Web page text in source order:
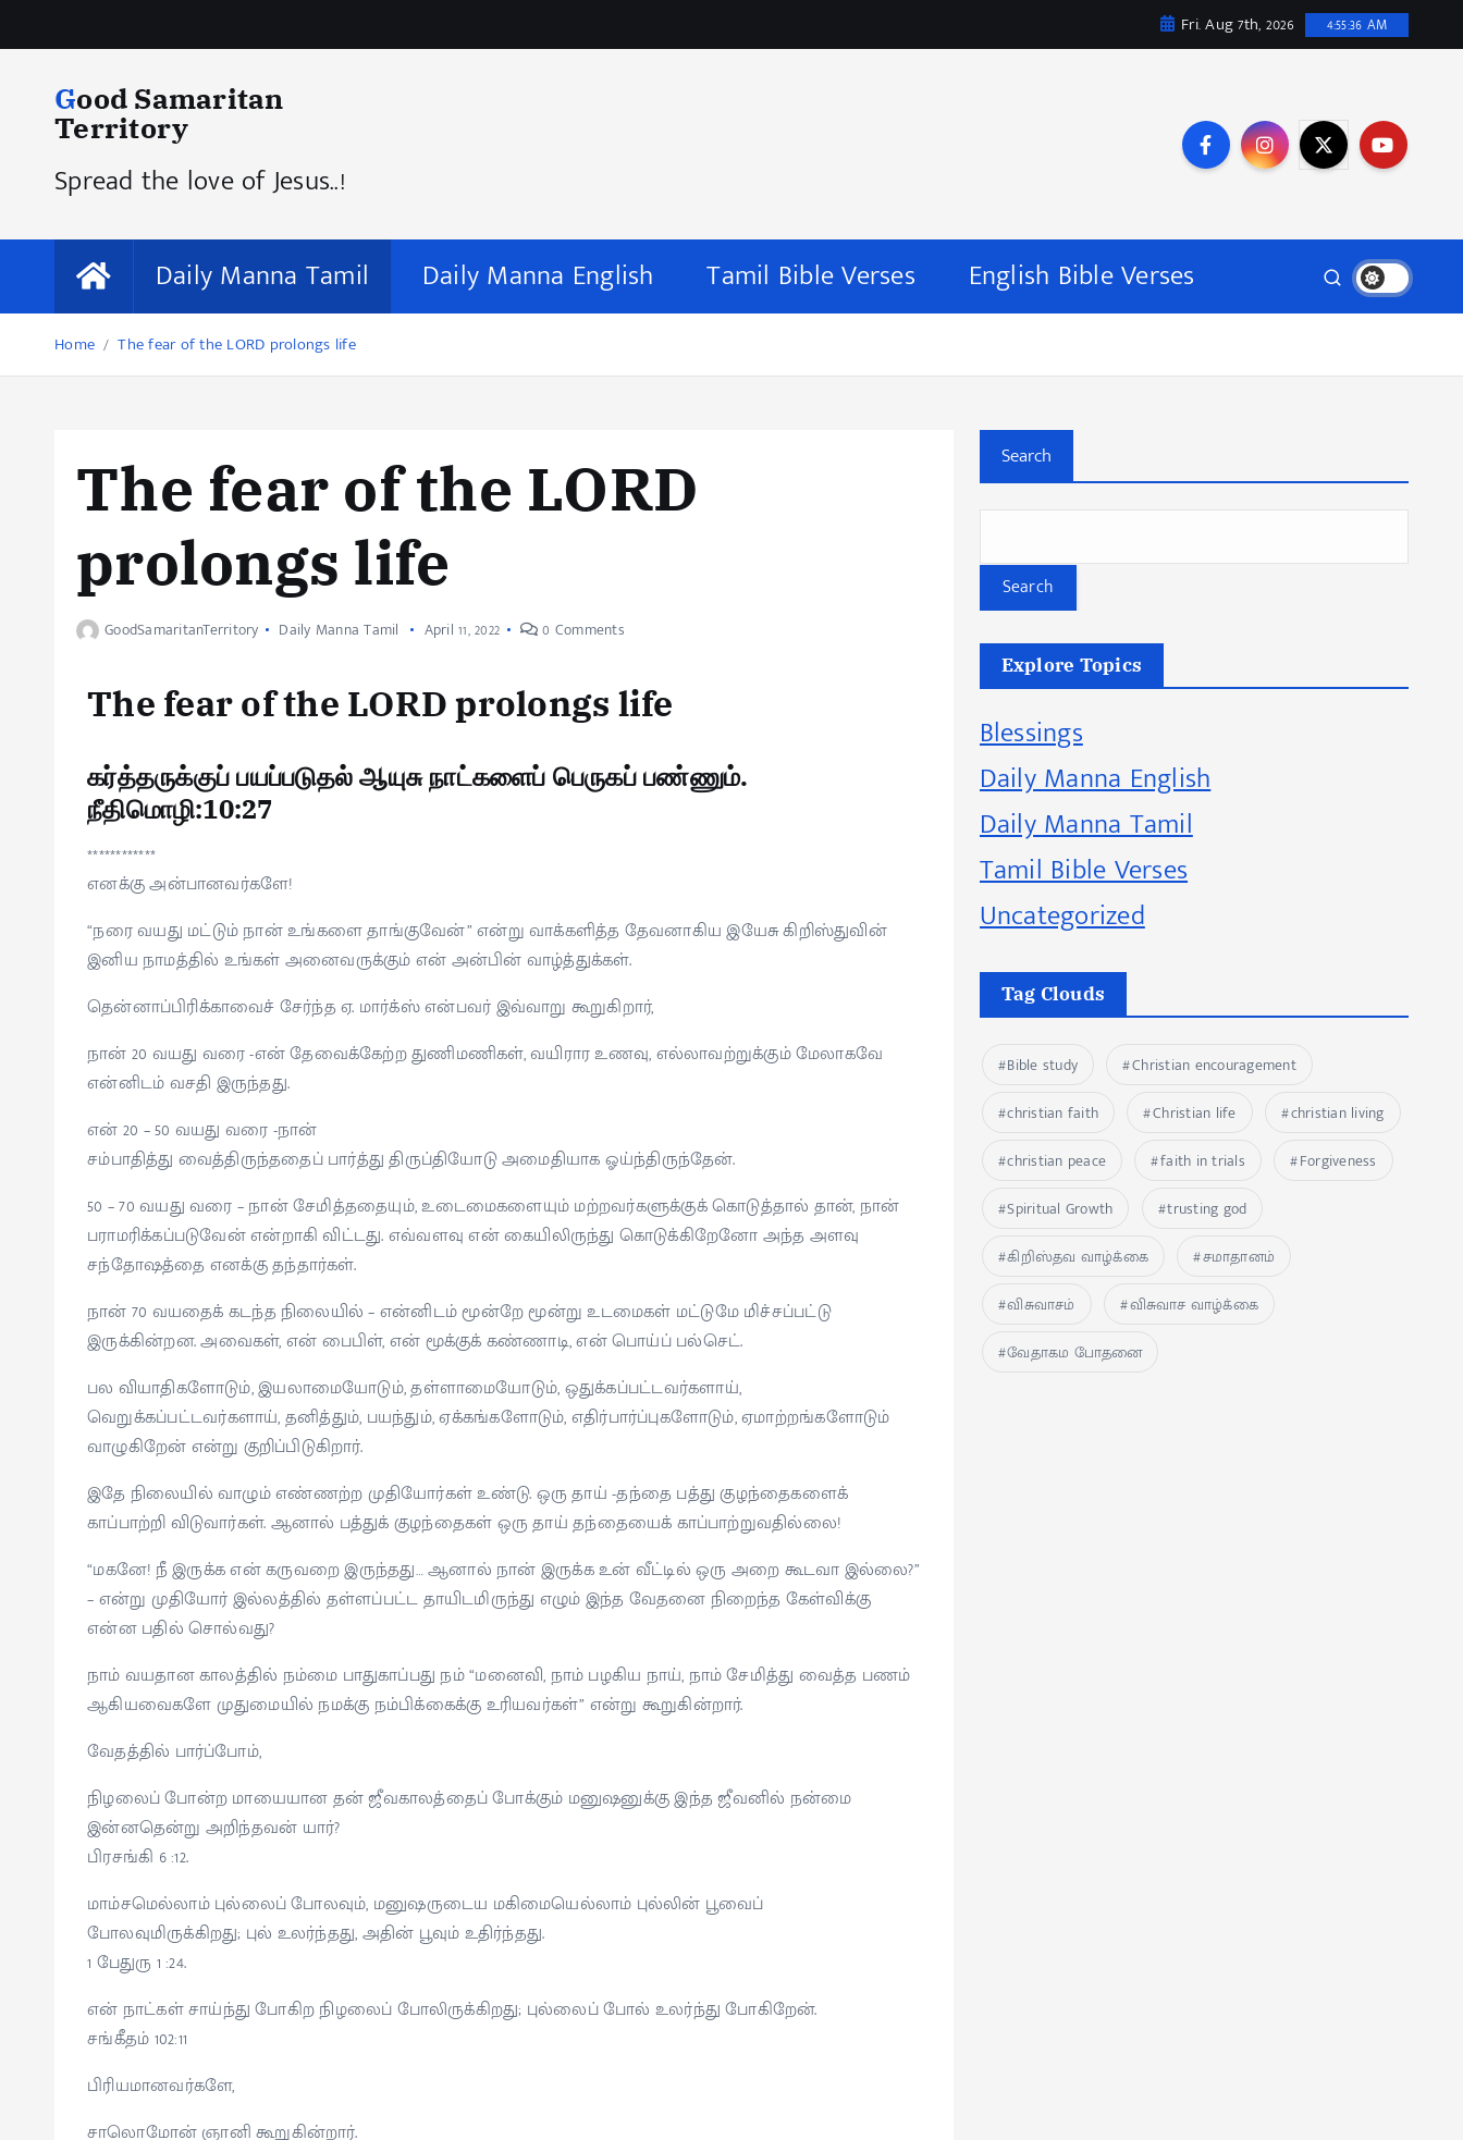
Fri. Aug 7th, 2026 4:55:37 AM
Good Samaritan
Territory
Spread the love of Jesus..!
Daily Manna Tamil Daily Manna English Tamil Bible Verses English Bible Verses
Home The fear of the LORD prolongs life
The fear of the LORD
prolongs life
GoodSamaritanTerritory Daily Manna Tamil April 11, 2022 0 Comments
The fear of the LORD prolongs life
கர்த்தருக்குப் பயப்படுதல் ஆயுசு நாட்களைப் பெருகப் பண்ணும்.
நீதிமொழி:10:27
************
எனக்கு அன்பானவர்களே!
“நரை வயது மட்டும் நான் உங்களை தாங்குவேன்” என்று வாக்களித்த தேவனாகிய இயேசு கிறிஸ்துவின்
இனிய நாமத்தில் உங்கள் அனைவருக்கும் என் அன்பின் வாழ்த்துக்கள்.
தென்னாப்பிரிக்காவைச் சேர்ந்த ஏ. மார்க்ஸ் என்பவர் இவ்வாறு கூறுகிறார்,
நான் 20 வயது வரை -என் தேவைக்கேற்ற துணிமணிகள், வயிரார உணவு, எல்லாவற்றுக்கும் மேலாகவே
என்னிடம் வசதி இருந்தது.
என் 20 – 50 வயது வரை -நான்
சம்பாதித்து வைத்திருந்ததைப் பார்த்து திருப்தியோடு அமைதியாக ஓய்ந்திருந்தேன்.
50 – 70 வயது வரை – நான் சேமித்ததையும், உடைமைகளையும் மற்றவர்களுக்குக் கொடுத்தால் தான், நான்
பராமரிக்கப்படுவேன் என்றாகி விட்டது. எவ்வளவு என் கையிலிருந்து கொடுக்கிறேனோ அந்த அளவு
சந்தோஷத்தை எனக்கு தந்தார்கள்.
நான் 70 வயதைக் கடந்த நிலையில் – என்னிடம் மூன்றே மூன்று உடமைகள் மட்டுமே மிச்சப்பட்டு
இருக்கின்றன. அவைகள், என் பைபிள், என் மூக்குக் கண்ணாடி, என் பொய்ப் பல்செட்.
பல வியாதிகளோடும், இயலாமையோடும், தள்ளாமையோடும், ஒதுக்கப்பட்டவர்களாய்,
வெறுக்கப்பட்டவர்களாய், தனித்தும், பயந்தும், ஏக்கங்களோடும், எதிர்பார்ப்புகளோடும், ஏமாற்றங்களோடும்
வாழுகிறேன் என்று குறிப்பிடுகிறார்.
இதே நிலையில் வாழும் எண்ணற்ற முதியோர்கள் உண்டு. ஒரு தாய் -தந்தை பத்து குழந்தைகளைக்
காப்பாற்றி விடுவார்கள். ஆனால் பத்துக் குழந்தைகள் ஒரு தாய் தந்தையைக் காப்பாற்றுவதில்லை!
“மகனே! நீ இருக்க என் கருவறை இருந்தது… ஆனால் நான் இருக்க உன் வீட்டில் ஒரு அறை கூடவா இல்லை?”
– என்று முதியோர் இல்லத்தில் தள்ளப்பட்ட தாயிடமிருந்து எழும் இந்த வேதனை நிறைந்த கேள்விக்கு
என்ன பதில் சொல்வது?
நாம் வயதான காலத்தில் நம்மை பாதுகாப்பது நம் “மனைவி, நாம் பழகிய நாய், நாம் சேமித்து வைத்த பணம்
ஆகியவைகளே முதுமையில் நமக்கு நம்பிக்கைக்கு உரியவர்கள்” என்று கூறுகின்றார்.
வேதத்தில் பார்ப்போம்,
நிழலைப் போன்ற மாயையான தன் ஜீவகாலத்தைப் போக்கும் மனுஷனுக்கு இந்த ஜீவனில் நன்மை
இன்னதென்று அறிந்தவன் யார்?
பிரசங்கி 6 :12.
மாம்சமெல்லாம் புல்லைப் போலவும், மனுஷருடைய மகிமையெல்லாம் புல்லின் பூவைப்
போலவுமிருக்கிறது; புல் உலர்ந்தது, அதின் பூவும் உதிர்ந்தது.
1 பேதுரு 1 :24.
என் நாட்கள் சாய்ந்து போகிற நிழலைப் போலிருக்கிறது; புல்லைப் போல் உலர்ந்து போகிறேன்.
சங்கீதம் 102:11
பிரியமானவர்களே,
சாலொமோன் ஞானி கூறுகின்றார்.
Search
Search
Explore Topics
Blessings
Daily Manna English
Daily Manna Tamil
Tamil Bible Verses
Uncategorized
Tag Clouds
Bible study
Christian encouragement
christian faith
Christian life
christian living
christian peace
faith in trials
Forgiveness
Spiritual Growth
trusting god
கிறிஸ்தவ வாழ்க்கை
சமாதானம்
விசுவாசம்
விசுவாச வாழ்க்கை
வேதாகம போதனை